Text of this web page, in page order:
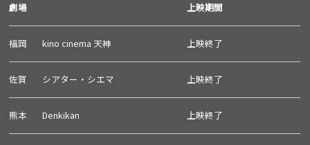
劇場 上映期間
福岡 kino cinema 天神 上映終了
佐賀 シアター・シエマ 上映終了
熊本 Denkikan 上映終了